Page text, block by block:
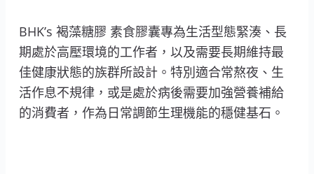
BHK’s 褐藻糖膠 素食膠囊專為生活型態緊湊、長
期處於高壓環境的工作者，以及需要長期維持最
佳健康狀態的族群所設計。特別適合常熬夜、生
活作息不規律，或是處於病後需要加強營養補給
的消費者，作為日常調節生理機能的穩健基石。